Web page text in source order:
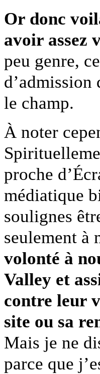
Or donc
avoir assez
peu genre,
le champ.
À noter
proche
médiatique
soulignes
seulement à
volonté à
Valley et
contre leur
site ou sa
Mais je ne
parce que